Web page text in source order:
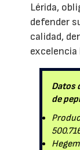
Lérida,
defender
calidad,
Datos
de